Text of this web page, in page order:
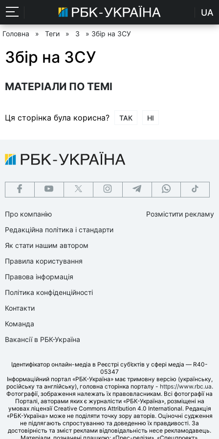
UA
Головна » Теги » З » Збір на ЗСУ
Збір на ЗСУ
МАТЕРІАЛИ ПО ТЕМІ
Ця сторінка була корисна? ТАК НІ
Про компанію
Редакційна політика і стандарти
Як стати нашим автором
Правила користування
Правова інформація
Політика конфіденційності
Контакти
Команда
Вакансії в РБК-Україна
Розмістити рекламу
Ідентифікатор онлайн-медіа в Реєстрі суб’єктів у сфері медіа — R40-
05347
Інформаційний портал «РБК-Україна» має тримовну версію (українську,
російську та англійську), головна сторінка порталу - https://www.rbc.ua.
Фотографії, зображення належать їх правовласникам. Всі фотографії на
Порталі, авторами яких є журналісти «РБК-Україна», розміщені на
умовах ліцензії Creative Commons Attribution 4.0 International. Редакція
«РБК-Україна» може не поділяти точку зору авторів. Оціночні судження
не підлягають спростуванню та доведенню їх правдивості. За
достовірність та зміст реклами відповідальність несе рекламодавець.